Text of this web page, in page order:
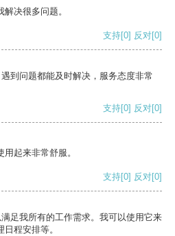
决很多问题。
支持[0] 反对[0]
到问题都能及时解决，服务态度非常
支持[0] 反对[0]
起来非常舒服。
支持[0] 反对[0]
足我所有的工作需求。我可以使用它来
程安排等。